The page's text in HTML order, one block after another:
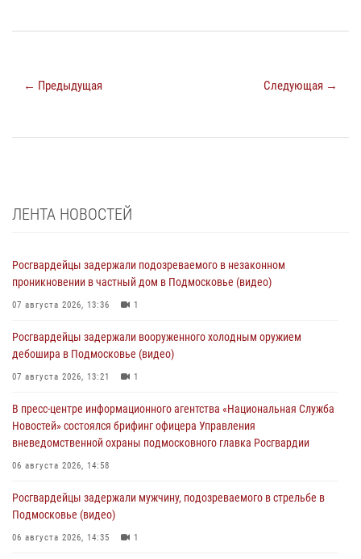
← Предыдущая Следующая →
ЛЕНТА НОВОСТЕЙ
Росгвардейцы задержали подозреваемого в незаконном
проникновении в частный дом в Подмосковье (видео)
07 августа 2026, 13:36 1
Росгвардейцы задержали вооруженного холодным оружием
дебошира в Подмосковье (видео)
07 августа 2026, 13:21 1
В пресс-центре информационного агентства «Национальная Служба
Новостей» состоялся брифинг офицера Управления
вневедомственной охраны подмосковного главка Росгвардии
06 августа 2026, 14:58
Росгвардейцы задержали мужчину, подозреваемого в стрельбе в
Подмосковье (видео)
06 августа 2026, 14:35 1